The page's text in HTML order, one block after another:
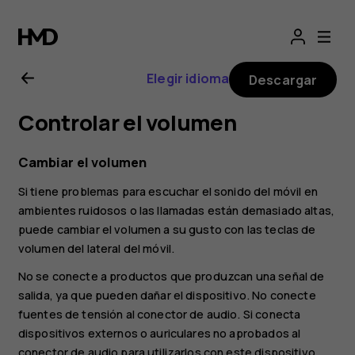
Manual
de
usuario
de
Nokia
1.3
Elegir idioma Descargar
Controlar el volumen
Cambiar el volumen
Si tiene problemas para escuchar el sonido del móvil en
ambientes ruidosos o las llamadas están demasiado altas,
puede cambiar el volumen a su gusto con las teclas de
volumen del lateral del móvil.
No se conecte a productos que produzcan una señal de
salida, ya que pueden dañar el dispositivo. No conecte
fuentes de tensión al conector de audio. Si conecta
dispositivos externos o auriculares no aprobados al